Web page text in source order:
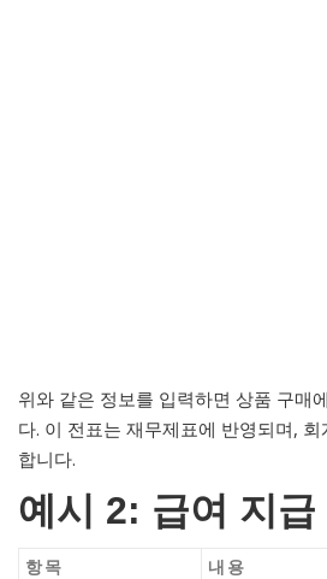
위와 같은 정보를 입력하면 상품 구매
다. 이 전표는 재무제표에 반영되며,
합니다.
예시 2: 급여 지급
항목 내용